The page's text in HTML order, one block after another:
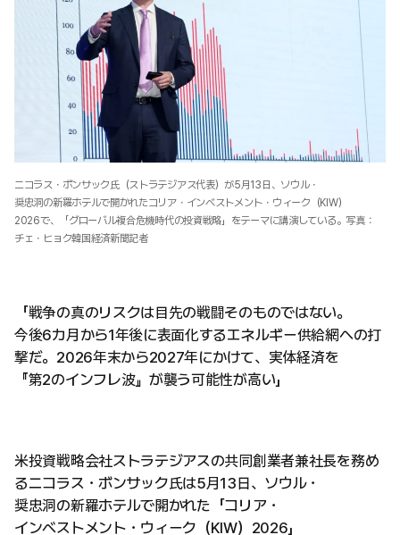
ニコラス・ボンサック氏（ストラテジアス代表）が5月13日、ソウル・
奨忠洞の新羅ホテルで開かれたコリア・インベストメント・ウィーク（KIW）
2026で、「グローバル複合危機時代の投資戦略」をテーマに講演している。写真：
チェ・ヒョク韓国経済新聞記者
「戦争の真のリスクは目先の戦闘そのものではない。
今後6カ月から1年後に表面化するエネルギー供給網への打
撃だ。2026年末から2027年にかけて、実体経済を
『第2のインフレ波』が襲う可能性が高い」
米投資戦略会社ストラテジアスの共同創業者兼社長を務め
るニコラス・ボンサック氏は5月13日、ソウル・
奨忠洞の新羅ホテルで開かれた「コリア・
インベストメント・ウィーク（KIW）2026」